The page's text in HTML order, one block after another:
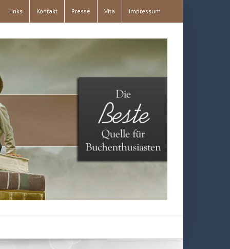
Links Kontakt Presse Vita Impressum